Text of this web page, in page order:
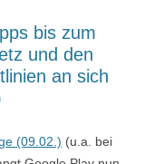
bis zum
und den
an sich
(09.02.) (u.a. bei